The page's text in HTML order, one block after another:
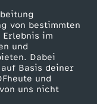
von bestimmten
im
und
Dabei
Basis deiner
und
uns nicht